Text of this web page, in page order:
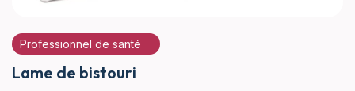
Professionnel de santé
Lame de bistouri